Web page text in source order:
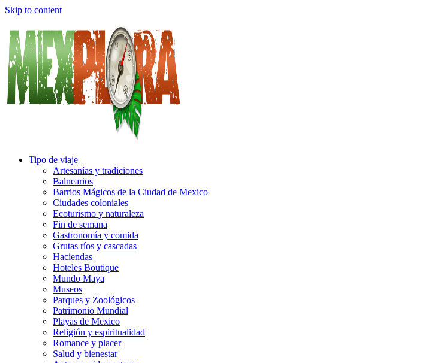
Skip to content
Tipo de viaje
Artesanías y tradiciones
Balnearios
Barrios Mágicos de la Ciudad de Mexico
Ciudades coloniales
Ecoturismo y naturaleza
Fin de semana
Gastronomía y comida
Grutas ríos y cascadas
Haciendas
Hoteles Boutique
Mundo Maya
Museos
Parques y Zoológicos
Patrimonio Mundial
Playas de Mexico
Religión y espiritualidad
Romance y placer
Salud y bienestar